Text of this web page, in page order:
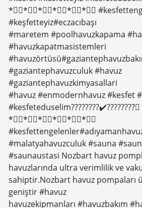
*⃣⃣*⃣⃣*⃣⃣*⃣⃣*⃣⃣*⃣⃣
#keşfetteyiz#eczacıbaşı
#maretem #poolhavuzkapama
#havuzkapatmasistemleri
#gaziantephavuzculuk #havuz
#gaziantephavuzkimyasallari
#havuz #enmodernhavuz #kesfet
#kesfeteduselim????????✔️????????⃣
*⃣⃣*⃣⃣*⃣⃣*⃣⃣*⃣⃣*⃣⃣
#malatyahavuzculuk #sauna
#saunaustasi Nozbart havuz
havuzlarında ultra verimlilik ve
sahiptir.Nozbart havuz pompaları
geniştir #havuz
havuzekipmanları #havuzbakım